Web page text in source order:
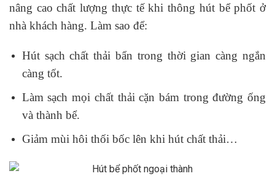
nâng cao chất lượng thực tế khi thông hút bể phốt ở
nhà khách hàng. Làm sao để:
Hút sạch chất thải bẩn trong thời gian càng ngắn
càng tốt.
Làm sạch mọi chất thải cặn bám trong đường ống
và thành bể.
Giảm mùi hôi thối bốc lên khi hút chất thải…